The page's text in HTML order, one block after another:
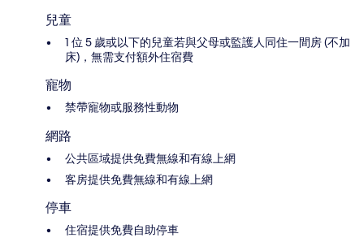
兒童
1 位 5 歲或以下的兒童若與父母或監護人同住一間房 (不加
床)，無需支付額外住宿費
寵物
禁帶寵物或服務性動物
網路
公共區域提供免費無線和有線上網
客房提供免費無線和有線上網
停車
住宿提供免費自助停車